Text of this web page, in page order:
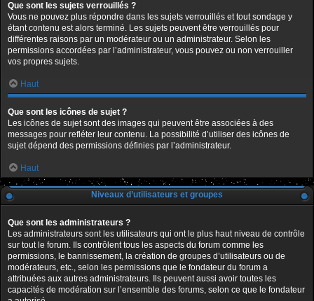
Que sont les sujets verrouillés ?
Vous ne pouvez plus répondre dans les sujets verrouillés et tout sondage y
étant contenu est alors terminé. Les sujets peuvent être verrouillés pour
différentes raisons par un modérateur ou un administrateur. Selon les
permissions accordées par l’administrateur, vous pouvez ou non verrouiller
vos propres sujets.
Haut
Que sont les icônes de sujet ?
Les icônes de sujet sont des images qui peuvent être associées à des
messages pour refléter leur contenu. La possibilité d’utiliser des icônes de
sujet dépend des permissions définies par l’administrateur.
Haut
Niveaux d’utilisateurs et groupes
Que sont les administrateurs ?
Les administrateurs sont les utilisateurs qui ont le plus haut niveau de contrôle
sur tout le forum. Ils contrôlent tous les aspects du forum comme les
permissions, le bannissement, la création de groupes d’utilisateurs ou de
modérateurs, etc., selon les permissions que le fondateur du forum a
attribuées aux autres administrateurs. Ils peuvent aussi avoir toutes les
capacités de modération sur l’ensemble des forums, selon ce que le fondateur